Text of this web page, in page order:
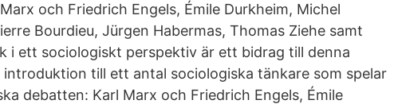
och Friedrich Engels, Émile Durkheim, Michel
Bourdieu, Jürgen Habermas, Thomas Ziehe samt
i ett sociologiskt perspektiv är ett bidrag till denna
till ett antal sociologiska tänkare som spelar
debatten: Karl Marx och Friedrich Engels, Émile